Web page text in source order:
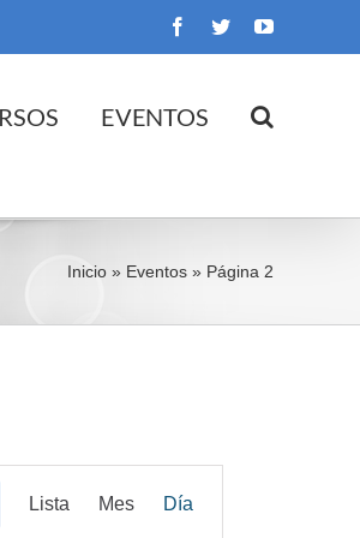
Facebook
TwitterYouTube
EVENTOS
Inicio » Eventos » Página 2
de
Lista Mes Día